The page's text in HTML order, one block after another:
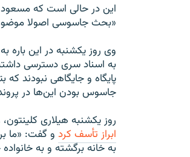
این در حالی است که مسعود
«بحث جاسوسی اصولا
وی روز یکشنبه در این
به اسناد سری دسترسی داشته
پایگاه و جایگاهی نبودند
جاسوس بودن این‌ها در
روز یکشنبه هیلاری
ابراز تأسف کرد و گفت: «ما
به خانه برگشته و به